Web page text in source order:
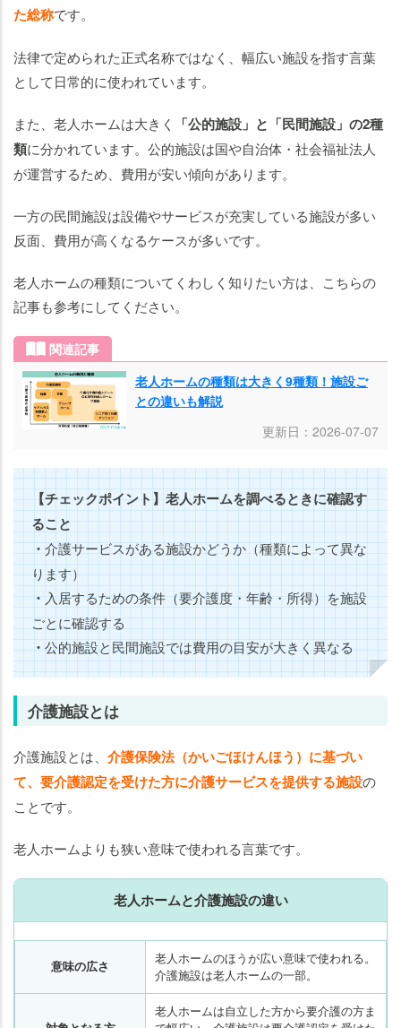
た総称です。
法律で定められた正式名称ではなく、幅広い施設を指す言葉
として日常的に使われています。
また、老人ホームは大きく
「公的施設」と「民間施設」の2種
類に分かれています。公的施設は国や自治体・社会福祉法人
が運営するため、費用が安い傾向があります。
一方の民間施設は設備やサービスが充実している施設が多い
反面、費用が高くなるケースが多いです。
老人ホームの種類についてくわしく知りたい方は、こちらの
記事も参考にしてください。
関連記事
老人ホームの種類は大きく9種類！施設ご
との違いも解説
更新日：2026-07-07
【チェックポイント】老人ホームを調べるときに確認す
ること
・介護サービスがある施設かどうか（種類によって異な
ります）
・入居するための条件（要介護度・年齢・所得）を施設
ごとに確認する
・公的施設と民間施設では費用の目安が大きく異なる
介護施設とは
介護施設とは、 介護保険法（かいごほけんほう）に基づい
て、要介護認定を受けた方に介護サービスを提供する施設の
ことです。
老人ホームよりも狭い意味で使われる言葉です。
老人ホームと介護施設の違い
意味の広さ
老人ホームのほうが広い意味で使われる。
介護施設は老人ホームの一部。
老人ホームは自立した方から要介護の方ま